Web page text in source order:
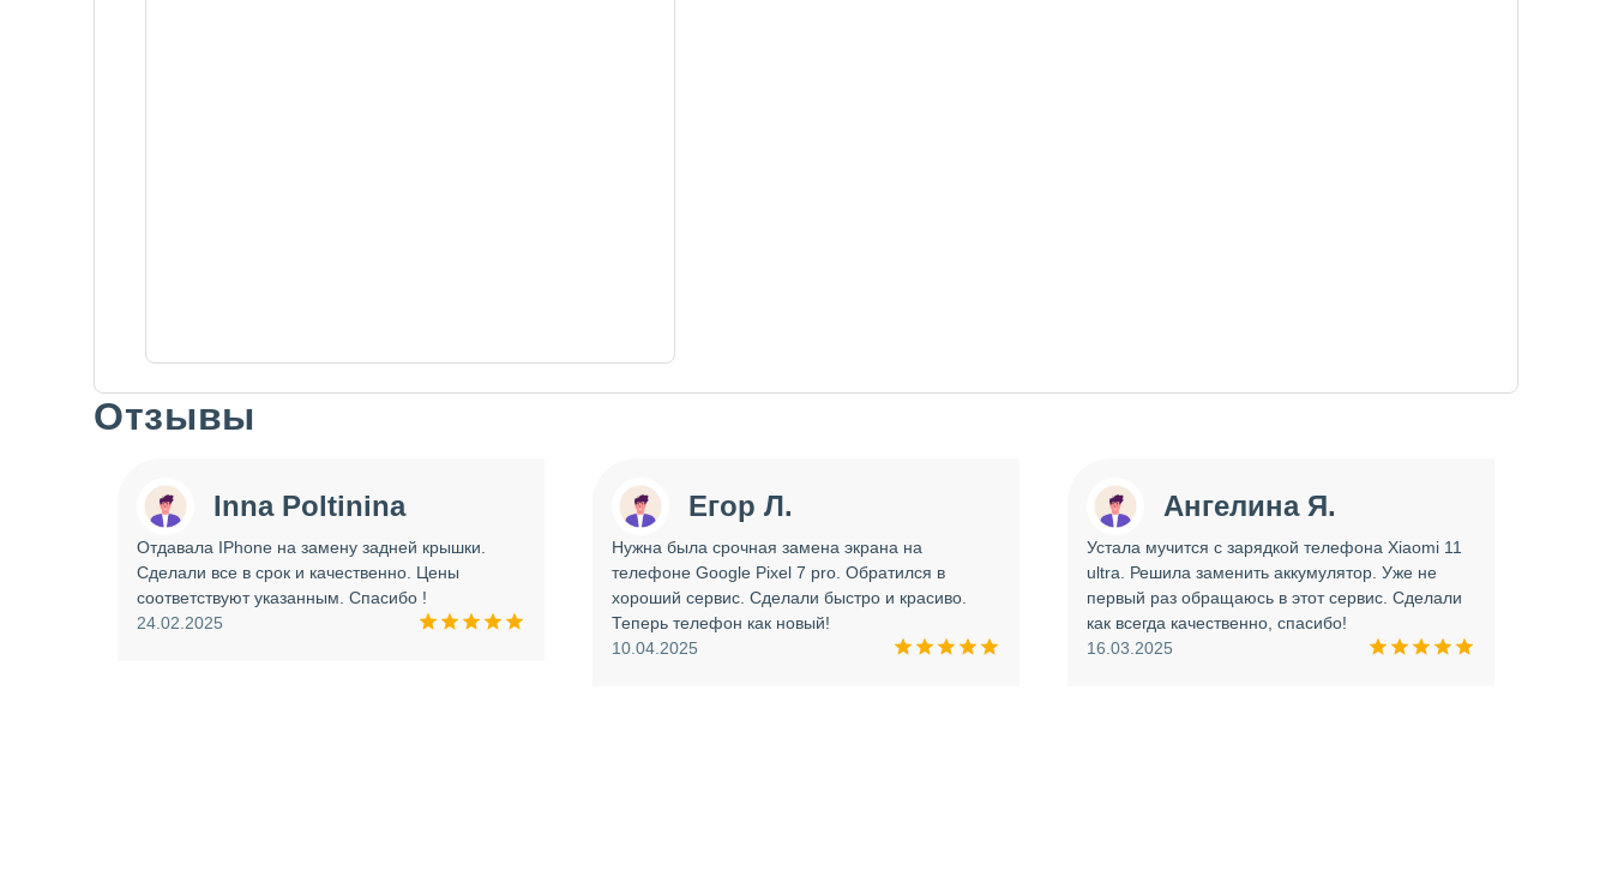
Отзывы
Inna Poltinina
Отдавала IPhone на замену задней крышки.
Сделали все в срок и качественно. Цены
соответствуют указанным. Спасибо !
24.02.2025
Егор Л.
Нужна была срочная замена экрана на
телефоне Google Pixel 7 pro. Обратился в
хороший сервис. Сделали быстро и красиво.
Теперь телефон как новый!
10.04.2025
Ангелина Я.
Устала мучится с зарядкой телефона Xiaomi 11
ultra. Решила заменить аккумулятор. Уже не
первый раз обращаюсь в этот сервис. Сделали
как всегда качественно, спасибо!
16.03.2025